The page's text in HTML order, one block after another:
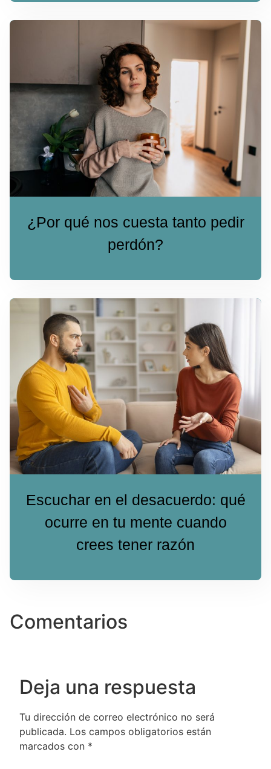
¿Por qué nos cuesta tanto pedir
perdón?
Escuchar en el desacuerdo: qué
ocurre en tu mente cuando
crees tener razón
Comentarios
Deja una respuesta
Tu dirección de correo electrónico no será
publicada. Los campos obligatorios están
marcados con *